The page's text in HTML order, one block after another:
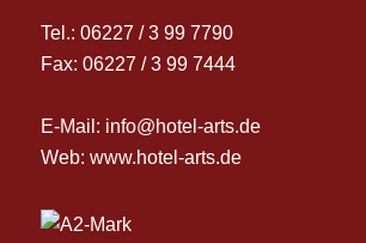
Tel.: 06227 / 3 99 7790
Fax: 06227 / 3 99 7444
E-Mail: info@hotel-arts.de
Web: www.hotel-arts.de